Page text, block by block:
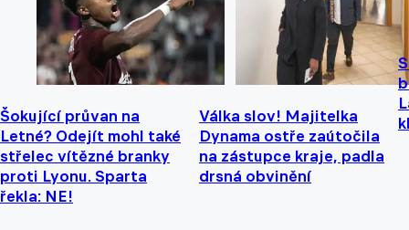
Šokující průvan na
Letné? Odejít mohl také
střelec vítězné branky
proti Lyonu. Sparta
řekla: NE!
Válka slov! Majitelka
Dynama ostře zaútočila
na zástupce kraje, padla
drsná obvinění